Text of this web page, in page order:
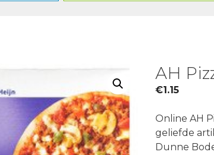
AH
€1.15
Online AH
geliefde
Dunne